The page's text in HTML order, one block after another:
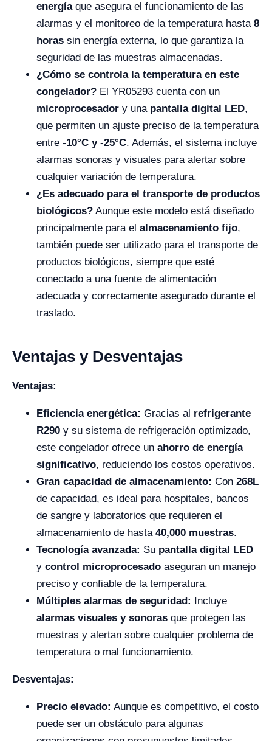
energíaque asegura el funcionamiento de las
alarmas y el monitoreo de la temperatura hasta 8
horas sin energía externa, lo que garantiza la
seguridad de las muestras almacenadas.
¿Cómo se controla la temperatura en este
congelador? El YR05293 cuenta con un
microprocesador y una pantalla digital LED,
que permiten un ajuste preciso de la temperatura
entre -10°C y -25°C. Además, el sistema incluye
alarmas sonoras y visuales para alertar sobre
cualquier variación de temperatura.
¿Es adecuado para el transporte de productos
biológicos? Aunque este modelo está diseñado
principalmente para el almacenamiento fijo,
también puede ser utilizado para el transporte de
productos biológicos, siempre que esté
conectado a una fuente de alimentación
adecuada y correctamente asegurado durante el
traslado.
Ventajas y Desventajas
Ventajas:
Eficiencia energética: Gracias al refrigerante
R290 y su sistema de refrigeración optimizado,
este congelador ofrece un ahorro de energía
significativo, reduciendo los costos operativos.
Gran capacidad de almacenamiento: Con 268L
de capacidad, es ideal para hospitales, bancos
de sangre y laboratorios que requieren el
almacenamiento de hasta 40,000 muestras.
Tecnología avanzada: Su pantalla digital LED
y control microprocesado aseguran un manejo
preciso y confiable de la temperatura.
Múltiples alarmas de seguridad: Incluye
alarmas visuales y sonoras que protegen las
muestras y alertan sobre cualquier problema de
temperatura o mal funcionamiento.
Desventajas:
Precio elevado: Aunque es competitivo, el costo
puede ser un obstáculo para algunas